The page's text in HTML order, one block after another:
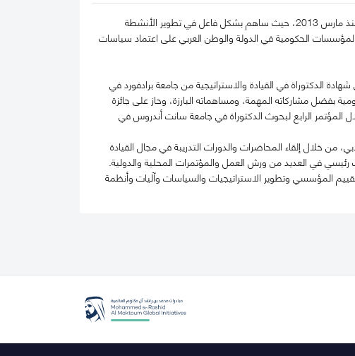
يشغل الدكتور علي بن سباع المري منصب الرئيس التنفيذي لكلية محمد بن راشد للإدارة الحكومية منذ مارس 2013، حيث ساهم بشكل فاعل في تطوير الأنشطة
المؤسسات الحكومية في الدولة والوطن العربي على اعتماد سياسات
الدكتوراة في القيادة والاستراتيجية من جامعة برادفورد في
مشاركاته المهمة، ومساهماته البارزة، وحاز على جائزة
والاستراتيجية خلال المؤتمر الرابع لبحوث الدكتوراة في جامعة سانت أندروس في
من خلال إلقاء المحاضرات والدورات التدريبة في مجال القيادة
رئيسي في العديد من ورش العمل والمؤتمرات المحلية والدولية.
المؤسسي وتطوير الاستراتيجيات والسياسات وآليات وأنظمة